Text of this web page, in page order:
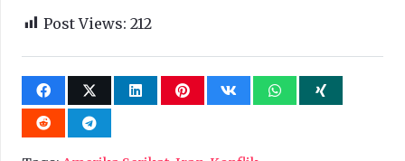
Post Views: 212